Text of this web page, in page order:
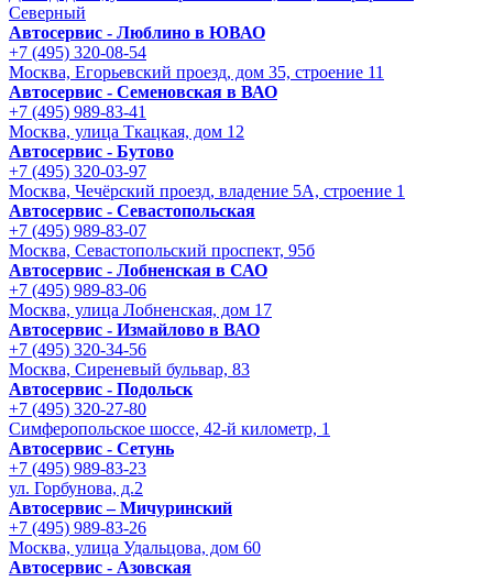
Северный
Автосервис - Люблино в ЮВАО
+7 (495) 320-08-54
Москва, Егорьевский проезд, дом 35, строение 11
Автосервис - Семеновская в ВАО
+7 (495) 989-83-41
Москва, улица Ткацкая, дом 12
Автосервис - Бутово
+7 (495) 320-03-97
Москва, Чечёрский проезд, владение 5А, строение 1
Автосервис - Cевастопольская
+7 (495) 989-83-07
Москва, Севастопольский проспект, 95б
Автосервис - Лобненская в САО
+7 (495) 989-83-06
Москва, улица Лобненская, дом 17
Автосервис - Измайлово в ВАО
+7 (495) 320-34-56
Москва, Сиреневый бульвар, 83
Автосервис - Подольск
+7 (495) 320-27-80
Симферопольское шоссе, 42-й километр, 1
Автосервис - Сетунь
+7 (495) 989-83-23
ул. Горбунова, д.2
Автосервис – Мичуринский
+7 (495) 989-83-26
Москва, улица Удальцова, дом 60
Автосервис - Азовская